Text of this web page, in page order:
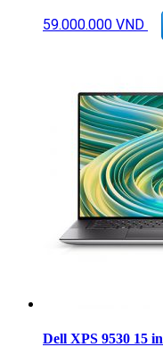
InfinityEdge
VGA:
59.000.000 VND